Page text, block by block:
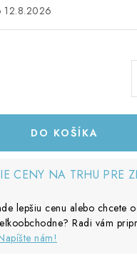
12.8.2026
DO KOŠÍKA
CENY NA TRHU PRE
lepšiu cenu alebo chcete
Radi vám
nám!